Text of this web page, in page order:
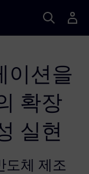
이션을
확장
실현
도체 제조